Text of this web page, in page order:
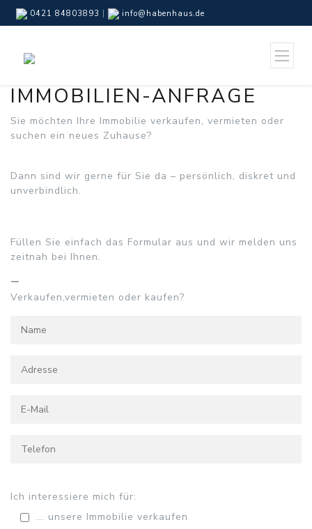
0421 84803893 info@habenhaus.de
IMMOBILIEN-ANFRAGE
Sie möchten Ihre Immobilie verkaufen, vermieten oder
suchen ein neues Zuhause?
Dann sind wir gerne für Sie da – persönlich, diskret und
unverbindlich.
Füllen Sie einfach das Formular aus und wir melden uns
zeitnah bei Ihnen.
Verkaufen,vermieten oder kaufen?
Ich interessiere mich für:
... unsere Immobilie verkaufen